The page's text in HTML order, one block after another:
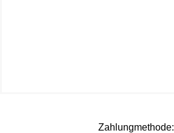
Zahlungmethode: